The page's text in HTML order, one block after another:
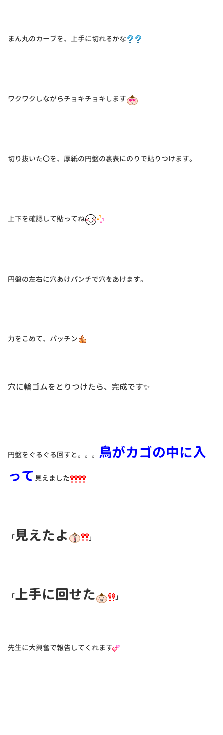
まん丸のカーブを、上手に切れるかな
ワクワクしながらチョキチョキします
切り抜いた〇を、厚紙の円盤の裏表にのりで貼りつけます。
上下を確認して貼ってね
円盤の左右に穴あけパンチで穴をあけます。
力をこめて、パッチン
穴に輪ゴムをとりつけたら、完成です✨
円盤をぐるぐる回すと。。。 鳥がカゴの中に入
って 見えました
「見えたよ 」
「上手に回せた 」
先生に大興奮で報告してくれます